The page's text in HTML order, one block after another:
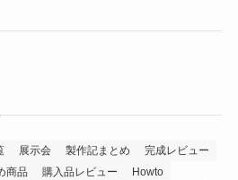
展示会 製作記まとめ
完成レビュー
商品 購入品レビュー
Howto